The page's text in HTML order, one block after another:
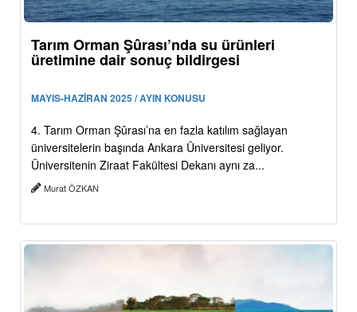
Tarım Orman Şûrası’nda su ürünleri
üretimine dair sonuç bildirgesi
MAYIS-HAZİRAN 2025 / AYIN KONUSU
4. Tarım Orman Şûrası’na en fazla katılım sağlayan
üniversitelerin başında Ankara Üniversitesi geliyor.
Üniversitenin Ziraat Fakültesi Dekanı aynı za...
Murat ÖZKAN